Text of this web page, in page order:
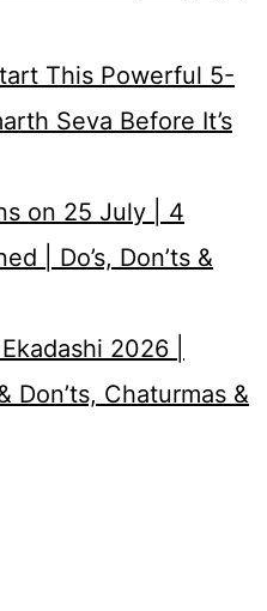
This Powerful 5-
Seva Before It’s
on 25 July | 4
| Do’s, Don’ts &
2026 |
Don’ts, Chaturmas &